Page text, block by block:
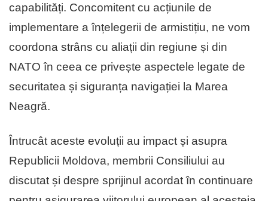
capabilități. Concomitent cu acțiunile de
implementare a înțelegerii de armistițiu, ne vom
coordona strâns cu aliații din regiune și din
NATO în ceea ce privește aspectele legate de
securitatea și siguranța navigației la Marea
Neagră.
Întrucât aceste evoluții au impact și asupra
Republicii Moldova, membrii Consiliului au
discutat și despre sprijinul acordat în continuare